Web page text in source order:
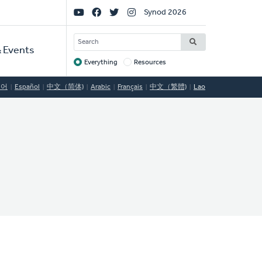
Events
Social
Links
Synod 2026
SEARCH
Target
Everything Resources
Español 中文（简体) Arabic Français 中文（繁體) Lao